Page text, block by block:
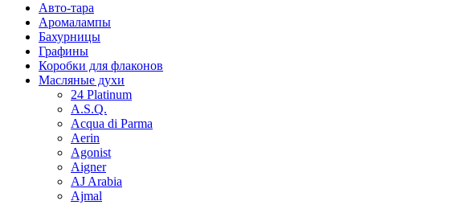
Авто-тара
Аромалампы
Бахурницы
Графины
Коробки для флаконов
Масляные духи
24 Platinum
A.S.Q.
Acqua di Parma
Aerin
Agonist
Aigner
AJ Arabia
Ajmal